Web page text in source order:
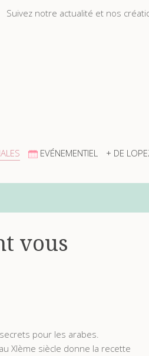
Suivez notre actualité et nos
EVÉNEMENTIEL + DE
vous
pour les arabes.
XIème siècle donne la recette